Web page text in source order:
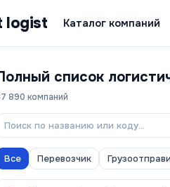
logist Каталог компаний
список
890 компаний
Все Перевозчик